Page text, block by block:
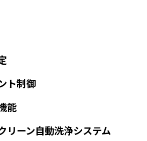
ト制御
能
リーン自動洗浄システム